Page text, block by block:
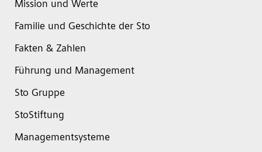
Mission und Werte
Familie und Geschichte der Sto
Fakten & Zahlen
Führung und Management
Sto Gruppe
StoStiftung
Managementsysteme